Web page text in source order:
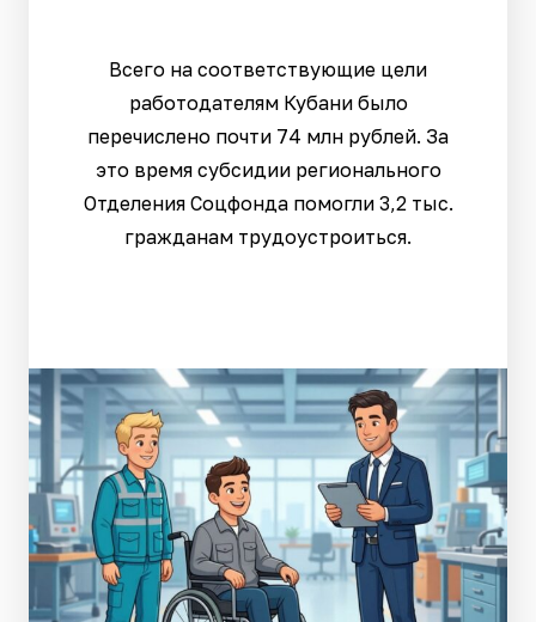
Всего на соответствующие цели
работодателям Кубани было
перечислено почти 74 млн рублей. За
это время субсидии регионального
Отделения Соцфонда помогли 3,2 тыс.
гражданам трудоустроиться.